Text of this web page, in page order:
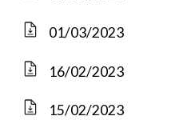
01/03/2023
16/02/2023
15/02/2023